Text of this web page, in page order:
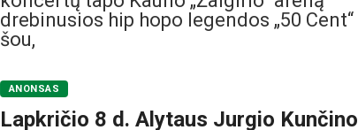
drebinusios hip hopo legendos „50 Cent“
šou,
ANONSAS
Lapkričio 8 d. Alytaus Jurgio Kunčino